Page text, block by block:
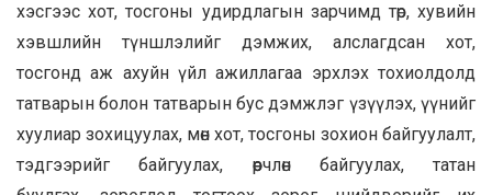
хэсгээс хот, тосгоны удирдлагын зарчимд төр, хувийн
хэвшлийн түншлэлийг дэмжих, алслагдсан хот,
тосгонд аж ахуйн үйл ажиллагаа эрхлэх тохиолдолд
татварын болон татварын бус дэмжлэг үзүүлэх, үүнийг
хуулиар зохицуулах, мөн хот, тосгоны зохион байгуулалт,
тэдгээрийг байгуулах, өөрчлөн байгуулах, татан